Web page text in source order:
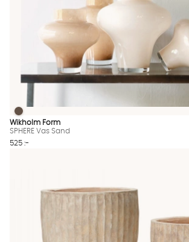
SPHERE Vas Sand Finns även i dessa färger:
SPHERE Vas Sand
Wikholm Form
SPHERE Vas Sand
525 :-